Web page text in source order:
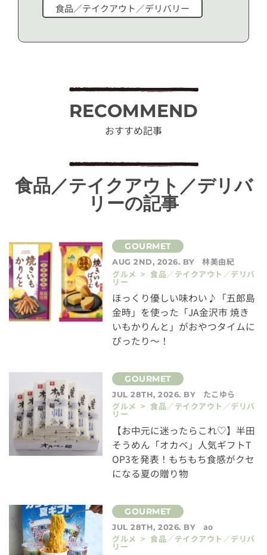
食品／テイクアウト／デリバリー
RECOMMEND
おすすめ記事
食品／テイクアウト／デリバ
リーの記事
AUG 2ND, 2026. BY
林美由紀
グルメ > 食品／テイクアウト／デリバ
リー
ほっくり優しい味わい♪「五郎島
金時」を使った「JA金沢市 焼き
いもかりんと」がおやつタイムに
ぴったり～！
JUL 28TH, 2026. BY
たこゆら
グルメ > 食品／テイクアウト／デリバ
リー
【お中元に迷ったらこれ♡】半田
そうめん「オカベ」人気ギフトT
OP3を発表！もちもち食感がクセ
になる夏の贈り物
JUL 28TH, 2026. BY
ao
グルメ > 食品／テイクアウト／デリバ
リー